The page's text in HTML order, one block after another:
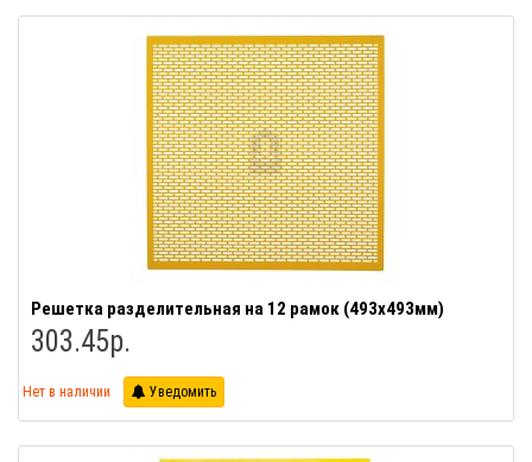
Решетка разделительная на 12 рамок (493х493мм)
303.45р.
Нет в наличии Уведомить